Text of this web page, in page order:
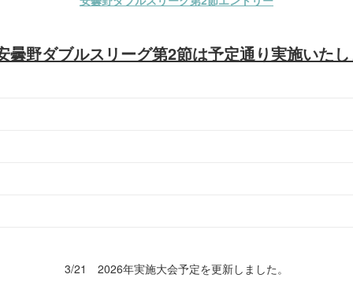
曇野ダブルスリーグ第2節は予定通り実施いた
3/21 2026年実施大会予定を更新しました。